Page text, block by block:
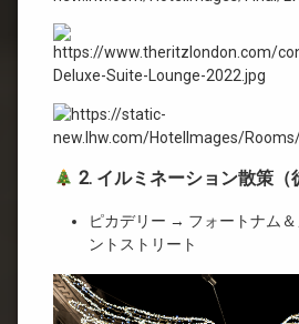
2. イルミネーション散策（
ピカデリー → フォートナム
ントストリート